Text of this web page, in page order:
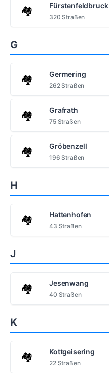
🏘️ Fürstenfeldbruck
320 Straßen
G
🏘️ Germering
262 Straßen
🏘️ Grafrath
75 Straßen
🏘️ Gröbenzell
196 Straßen
H
🏘️ Hattenhofen
43 Straßen
J
🏘️ Jesenwang
40 Straßen
K
🏘️ Kottgeisering
22 Straßen